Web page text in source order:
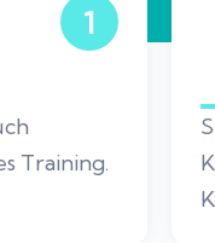
1
Training.